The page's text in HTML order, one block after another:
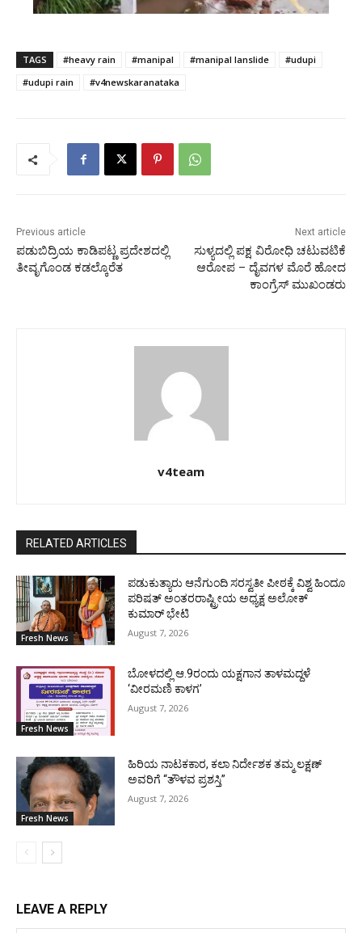
TAGS #heavy rain #manipal #manipal lanslide
#udupi
#udupi rain
#v4newskaranataka
Previous article
ಪಡುಬಿದ್ರಿಯ ಕಾಡಿಪಟ್ಣ ಪ್ರದೇಶದಲ್ಲಿ
ತೀವೃಗೊಂಡ ಕಡಲ್ಕೊರೆತ
Next article
ಸುಳ್ಯದಲ್ಲಿ ಪಕ್ಷ ವಿರೋಧಿ ಚಟುವಟಿಕೆ
ಆರೋಪ – ದೈವಗಳ ಮೊರೆ ಹೋದ
ಕಾಂಗ್ರೆಸ್ ಮುಖಂಡರು
v4team
RELATED ARTICLES
Fresh News
ಪಡುಕುತ್ಯಾರು ಆನೆಗುಂದಿ ಸರಸ್ವತೀ ಪೀಠಕ್ಕೆ ವಿಶ್ವ ಹಿಂದೂ
ಪರಿಷತ್ ಅಂತರರಾಷ್ಟ್ರೀಯ ಅಧ್ಯಕ್ಷ ಅಲೋಕ್
ಕುಮಾರ್ ಭೇಟಿ
August 7, 2026
Fresh News
ಬೋಳದಲ್ಲಿ ಆ.9ರಂದು ಯಕ್ಷಗಾನ ತಾಳಮದ್ದಳೆ
‘ವೀರಮಣಿ ಕಾಳಗ’
August 7, 2026
Fresh News
ಹಿರಿಯ ನಾಟಕಕಾರ, ಕಲಾ ನಿರ್ದೇಶಕ ತಮ್ಮ ಲಕ್ಷಣ್
ಅವರಿಗೆ “ತೌಳವ ಪ್ರಶಸ್ತಿ”
August 7, 2026
LEAVE A REPLY